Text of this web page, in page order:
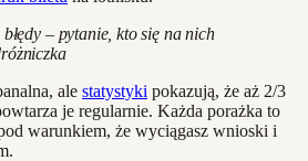
błędy – pytanie, kto się na nich
ale statystyki pokazują, że aż 2/3
je regularnie. Każda porażka to
warunkiem, że wyciągasz wnioski i